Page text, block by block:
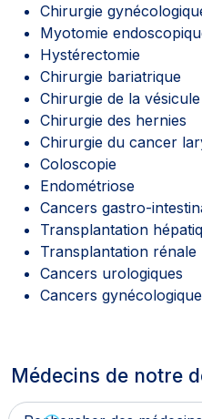
Chirurgie
Myotomie
Hystérectomie
Chirurgie bariatrique
Chirurgie de la
Chirurgie des hernies
Chirurgie du cancer
Coloscopie
Endométriose
Cancers gastro-
Transplantation
Transplantation rénale
Cancers urologiques
Cancers
Médecins de notre